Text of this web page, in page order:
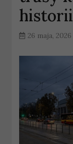
historii
26 maja, 2026